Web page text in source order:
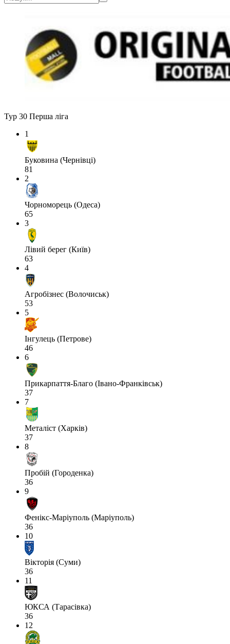
Тур 30 Перша ліга
1
Буковина (Чернівці)
81
2
Чорноморець (Одеса)
65
3
Лівий берег (Київ)
63
4
Агробізнес (Волочиськ)
53
5
Інгулець (Петрове)
46
6
Прикарпаття-Благо (Івано-Франківськ)
37
7
Металіст (Харків)
37
8
Пробій (Городенка)
36
9
Фенікс-Маріуполь (Маріуполь)
36
10
Вікторія (Суми)
36
11
ЮКСА (Тарасівка)
36
12